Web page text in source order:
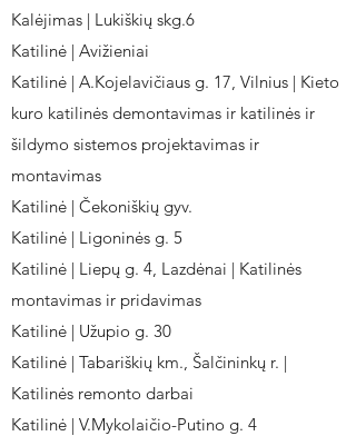
Kalėjimas | Lukiškių skg.6
Katilinė | Avižieniai
Katilinė | A.Kojelavičiaus g. 17, Vilnius | Kieto
kuro katilinės demontavimas ir katilinės ir
šildymo sistemos projektavimas ir
montavimas
Katilinė | Čekoniškių gyv.
Katilinė | Ligoninės g. 5
Katilinė | Liepų g. 4, Lazdėnai | Katilinės
montavimas ir pridavimas
Katilinė | Užupio g. 30
Katilinė | Tabariškių km., Šalčininkų r. |
Katilinės remonto darbai
Katilinė | V.Mykolaičio-Putino g. 4